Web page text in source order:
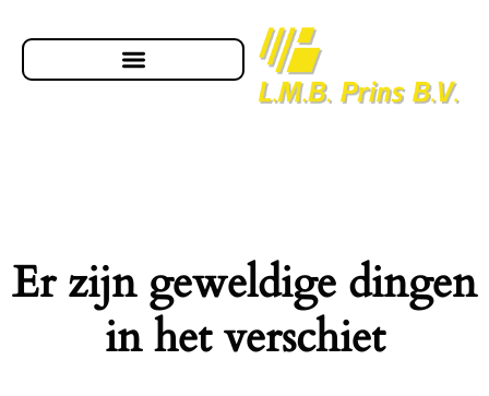
Er zijn geweldige dingen
in het verschiet